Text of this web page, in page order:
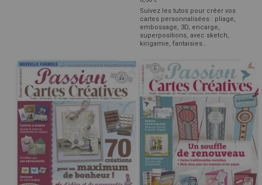
Suivez les tutos pour créer vos
cartes personnalisées : pliage,
embossage, 3D, encarge,
superpositions, avec sketch,
kirigamie, fantaisies…